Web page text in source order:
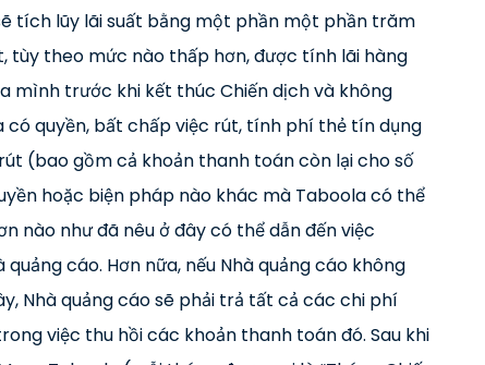
tích lũy lãi suất bằng một phần một phần trăm
tùy theo mức nào thấp hơn, được tính lãi hàng
mình trước khi kết thúc Chiến dịch và không
quyền, bất chấp việc rút, tính phí thẻ tín dụng
(bao gồm cả khoản thanh toán còn lại cho số
hoặc biện pháp nào khác mà Taboola có thể
nào như đã nêu ở đây có thể dẫn đến việc
cáo. Hơn nữa, nếu Nhà quảng cáo không
Nhà quảng cáo sẽ phải trả tất cả các chi phí
việc thu hồi các khoản thanh toán đó. Sau khi